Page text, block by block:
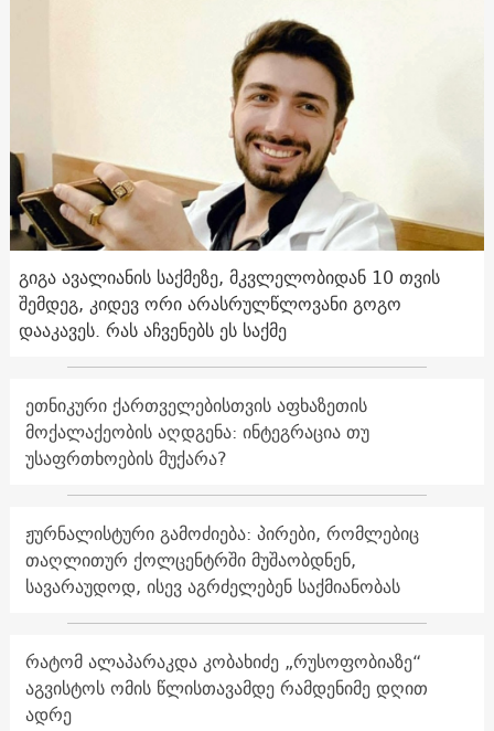
გიგა ავალიანის საქმეზე, მკვლელობიდან 10 თვის
შემდეგ, კიდევ ორი არასრულწლოვანი გოგო
დააკავეს. რას აჩვენებს ეს საქმე
ეთნიკური ქართველებისთვის აფხაზეთის
მოქალაქეობის აღდგენა: ინტეგრაცია თუ
უსაფრთხოების მუქარა?
ჟურნალისტური გამოძიება: პირები, რომლებიც
თაღლითურ ქოლცენტრში მუშაობდნენ,
სავარაუდოდ, ისევ აგრძელებენ საქმიანობას
რატომ ალაპარაკდა კობახიძე „რუსოფობიაზე“
აგვისტოს ომის წლისთავამდე რამდენიმე დღით
ადრე